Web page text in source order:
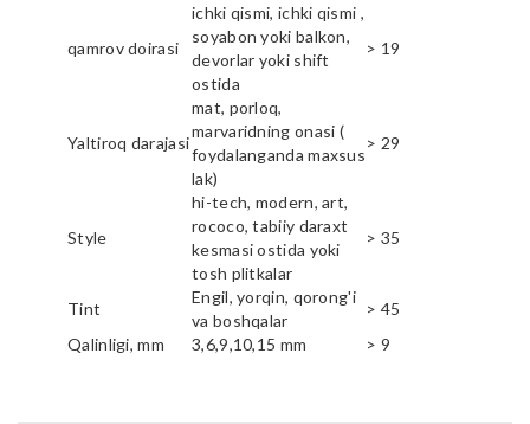
qamrov doirasi
ichki qismi, ichki qismi ,
soyabon yoki balkon,
devorlar yoki shift
ostida
> 19
Yaltiroq darajasi
mat, porloq,
marvaridning onasi (
foydalanganda maxsus
lak)
> 29
Style
hi-tech, modern, art,
rococo, tabiiy daraxt
kesmasi ostida yoki
tosh plitkalar
> 35
Tint
Engil, yorqin, qorong'i
va boshqalar
> 45
Qalinligi, mm
3,6,9,10,15 mm > 9